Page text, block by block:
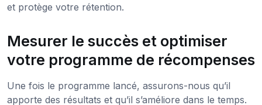
et protège votre rétention.
Mesurer le succès et optimiser
votre programme de récompenses
Une fois le programme lancé, assurons-nous qu’il
apporte des résultats et qu’il s’améliore dans le temps.